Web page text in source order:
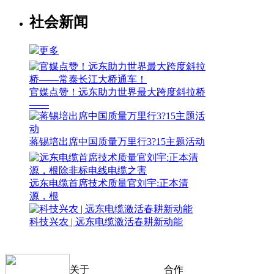
社会新闻
更多
官媒点赞！远东助力世界最大跨度斜拉桥
——
蒋锡培出席中国质量万里行3?15主题活动
远东电缆首席技术质量官刘宇:正本清
源，根
科技兴农 | 远东电缆激活春耕新动能
关于 合作